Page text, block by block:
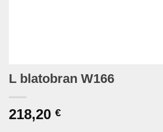
L blatobran W166
218,20 €